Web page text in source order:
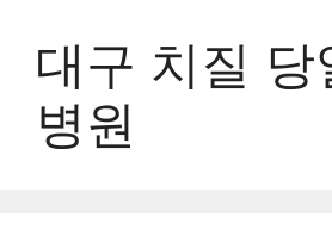
대구 치질 당
병원